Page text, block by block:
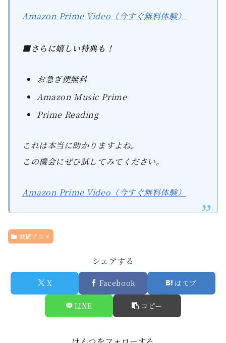
Amazon Prime Video（今すぐ無料体験）
■さらに嬉しい特典も！
お急ぎ便無料
Amazon Music Prime
Prime Reading
これは本当に助かりますよね。
この機会にぜひ試してみてください。
Amazon Prime Video（今すぐ無料体験）
戦闘アニメ
シェアする
X Facebook はてブ
LINE コピー